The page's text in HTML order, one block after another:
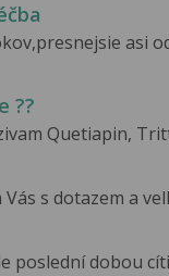
asi
??
Quetiapin,
s dotazem a
poslední dobou